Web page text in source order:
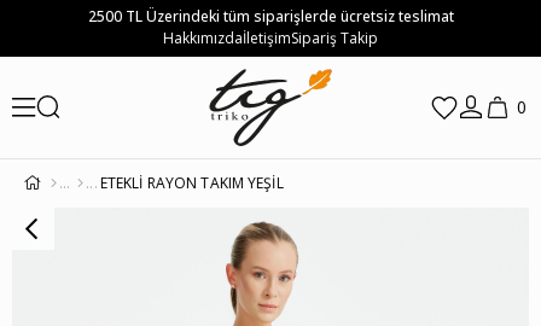
2500 TL Üzerindeki tüm siparişlerde ücretsiz teslimat
HakkımızdaİletişimSipariş Takip
0
ETEKLİ RAYON TAKIM YEŞİL